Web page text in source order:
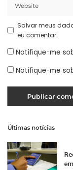
Salvar meus
eu comentar.
Notifique-me
Notifique-me
Últimas notícias